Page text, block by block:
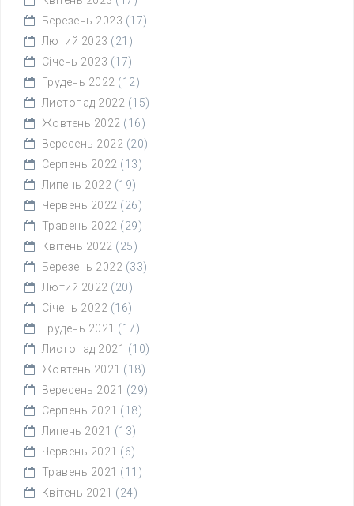
Березень 2023 (17)
Лютий 2023 (21)
Січень 2023 (17)
Грудень 2022 (12)
Листопад 2022 (15)
Жовтень 2022 (16)
Вересень 2022 (20)
Серпень 2022 (13)
Липень 2022 (19)
Червень 2022 (26)
Травень 2022 (29)
Квітень 2022 (25)
Березень 2022 (33)
Лютий 2022 (20)
Січень 2022 (16)
Грудень 2021 (17)
Листопад 2021 (10)
Жовтень 2021 (18)
Вересень 2021 (29)
Серпень 2021 (18)
Липень 2021 (13)
Червень 2021 (6)
Травень 2021 (11)
Квітень 2021 (24)